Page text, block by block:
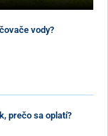
vody?
prečo sa oplatí?